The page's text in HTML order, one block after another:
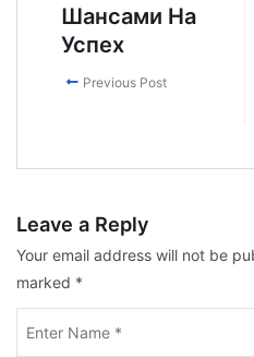
Шансами На
Успех
Previous Post
Leave a Reply
Your email address will not be
marked *